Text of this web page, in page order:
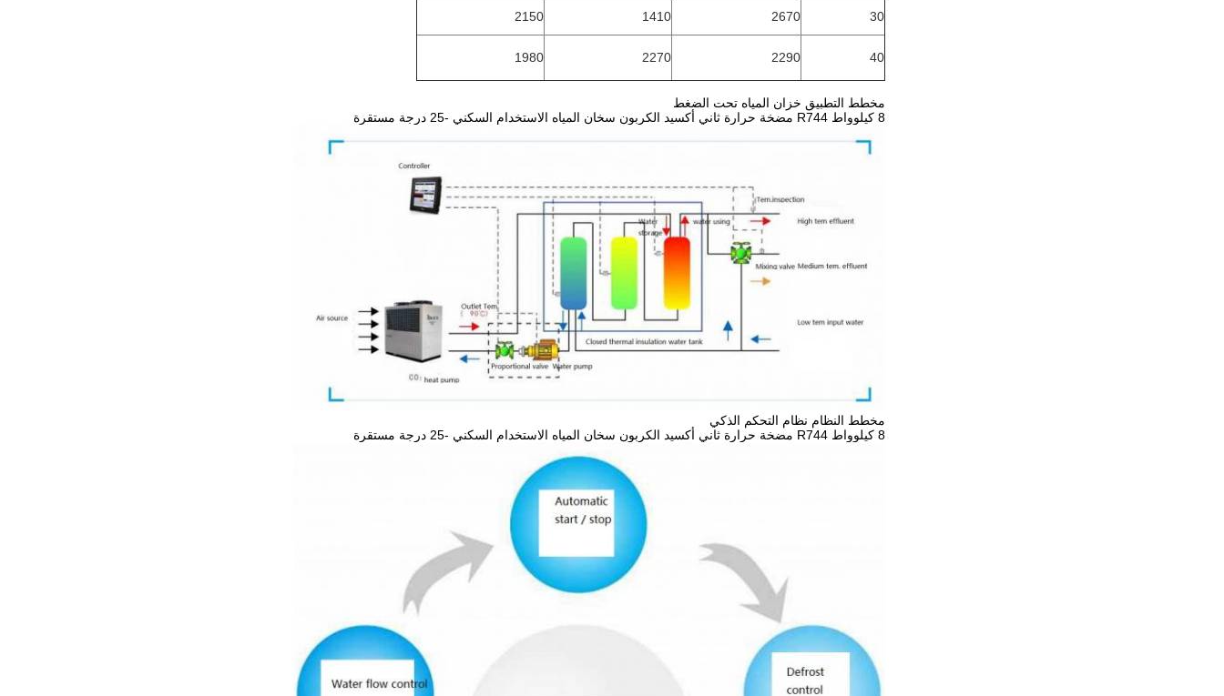
30
2670
1410
2150
40
2290
2270
1980
مخطط التطبيق خزان المياه تحت الضغط
8 كيلوواط R744 مضخة حرارة ثاني أكسيد الكربون سخان المياه الاستخدام السكني -25 درجة مستقرة
مخطط النظام نظام التحكم الذكي
8 كيلوواط R744 مضخة حرارة ثاني أكسيد الكربون سخان المياه الاستخدام السكني -25 درجة مستقرة